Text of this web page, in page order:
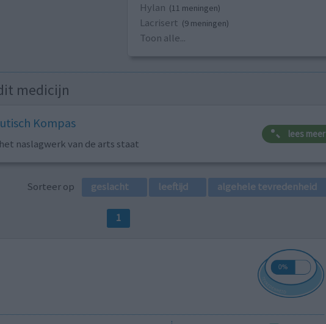
Hylan (11 meningen)
Lacrisert (9 meningen)
Toon alle...
medicijn
Kompas
naslagwerk van de arts staat
lees meer
Sorteer op geslacht leeftijd algehele tevredenheid
1